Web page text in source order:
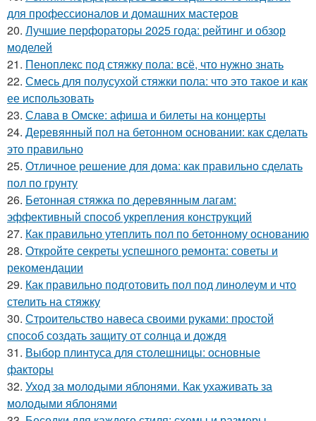
для профессионалов и домашних мастеров
20. Лучшие перфораторы 2025 года: рейтинг и обзор
моделей
21. Пеноплекс под стяжку пола: всё, что нужно знать
22. Смесь для полусухой стяжки пола: что это такое и как
ее использовать
23. Слава в Омске: афиша и билеты на концерты
24. Деревянный пол на бетонном основании: как сделать
это правильно
25. Отличное решение для дома: как правильно сделать
пол по грунту
26. Бетонная стяжка по деревянным лагам:
эффективный способ укрепления конструкций
27. Как правильно утеплить пол по бетонному основанию
28. Откройте секреты успешного ремонта: советы и
рекомендации
29. Как правильно подготовить пол под линолеум и что
стелить на стяжку
30. Строительство навеса своими руками: простой
способ создать защиту от солнца и дождя
31. Выбор плинтуса для столешницы: основные
факторы
32. Уход за молодыми яблонями. Как ухаживать за
молодыми яблонями